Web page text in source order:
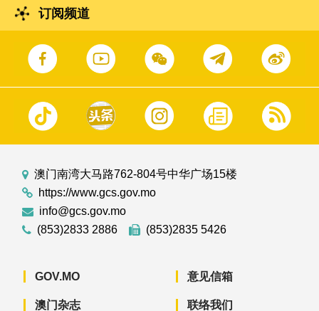
订阅频道
澳门南湾大马路762-804号中华广场15楼
https://www.gcs.gov.mo
info@gcs.gov.mo
(853)2833 2886
(853)2835 5426
GOV.MO
澳门杂志
意见信箱
联络我们